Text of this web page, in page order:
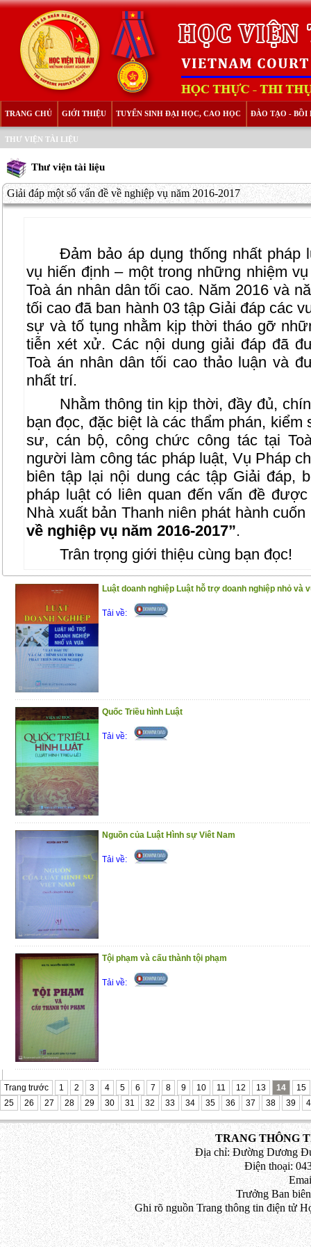
TRANG CHỦ GIỚI THIỆU TUYỂN SINH ĐẠI HỌC, CAO HỌC ĐÀO TẠO - BỒI
THƯ VIỆN TÀI LIỆU
Thư viện tài liệu
Giải đáp một số vấn đề về nghiệp vụ năm 2016-2017
Đảm bảo áp dụng thống nhất pháp
vụ hiến định – một trong những nhiệm
Toà án nhân dân tối cao. Năm 2016 và
tối cao đã ban hành 03 tập Giải đáp các
sự và tố tụng nhằm kịp thời tháo gỡ
tiễn xét xử. Các nội dung giải đáp đã
Toà án nhân dân tối cao thảo luận và
nhất trí.
Nhằm thông tin kịp thời, đầy đủ,
bạn đọc, đặc biệt là các thẩm phán, kiểm
sư, cán bộ, công chức công tác tại
người làm công tác pháp luật, Vụ Pháp
biên tập lại nội dung các tập Giải đáp,
pháp luật có liên quan đến vấn đề
Nhà xuất bản Thanh niên phát hành cuốn
về nghiệp vụ năm 2016-2017”.
Trân trọng giới thiệu cùng bạn đọc!
Luật doanh nghiệp Luật hỗ trợ doanh nghiệp nhỏ và
Tải về:
Quốc Triều hình Luật
Tải về:
Nguồn của Luật Hình sự Viêt Nam
Tải về:
Tội phạm và cấu thành tội phạm
Tải về:
Trang trước 1 2 3 4 5 6 7 8 9 10 11 12 13 14
15
25
26 27 28 29 30 31 32 33 34 35 36 37 38 39
TRANG THÔNG
Địa chỉ: Đường Dương
Điện thoại:
Trưởng Ban
Ghi rõ nguồn Trang thông tin điện tử